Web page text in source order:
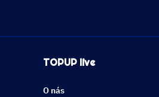
TOPUP live
O nás